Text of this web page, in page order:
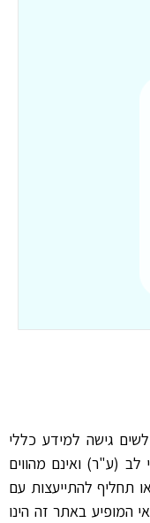
גישה למידע כללי
לב (ע"ר) ואינם מהווים
תחליף להתייעצות עם
המופיע באתר זה הינו